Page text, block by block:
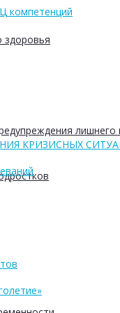
здоровья
лишнего
компетенций
КРИЗИСНЫХ